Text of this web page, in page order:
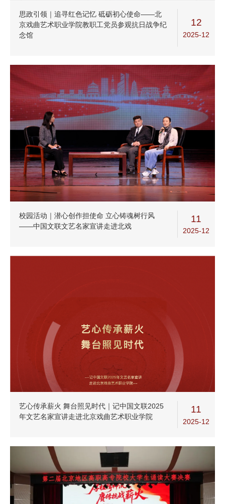
思政引领｜追寻红色记忆 砥砺初心使命——北
京戏曲艺术职业学院教职工党员参观抗日战争纪
念馆
12
2025-12
校园活动｜潜心创作担使命 立心铸魂树行风
——中国文联文艺名家宣讲走进北戏
11
2025-12
艺心传承薪火 舞台照见时代｜记中国文联2025
年文艺名家宣讲走进北京戏曲艺术职业学院
11
2025-12